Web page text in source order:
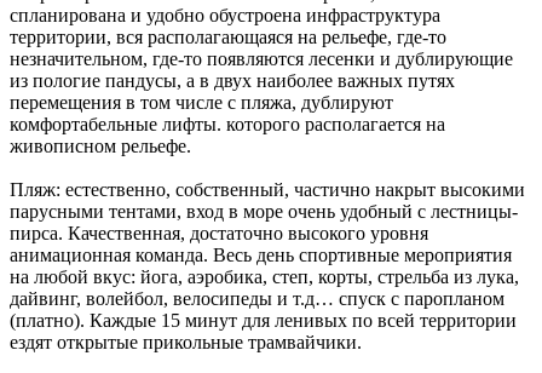
спланирована и удобно обустроена инфраструктура
территории, вся располагающаяся на рельефе, где-то
незначительном, где-то появляются лесенки и дублирующие
из пологие пандусы, а в двух наиболее важных путях
перемещения в том числе с пляжа, дублируют
комфортабельные лифты. которого располагается на
живописном рельефе.
Пляж: естественно, собственный, частично накрыт высокими
парусными тентами, вход в море очень удобный с лестницы-
пирса. Качественная, достаточно высокого уровня
анимационная команда. Весь день спортивные мероприятия
на любой вкус: йога, аэробика, степ, корты, стрельба из лука,
дайвинг, волейбол, велосипеды и т.д… спуск с паропланом
(платно). Каждые 15 минут для ленивых по всей территории
ездят открытые прикольные трамвайчики.